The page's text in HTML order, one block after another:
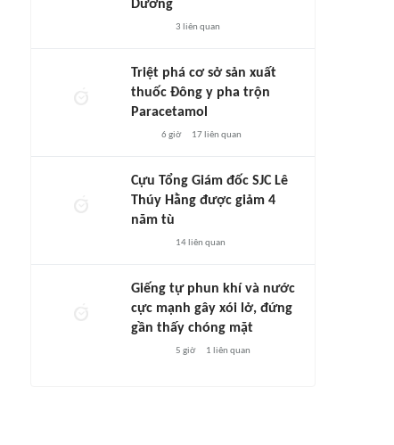
Dương
3 liên quan
Triệt phá cơ sở sản xuất
thuốc Đông y pha trộn
Paracetamol
6 giờ 17liên quan
Cựu Tổng Giám đốc SJC Lê
Thúy Hằng được giảm 4
năm tù
14 liên quan
Giếng tự phun khí và nước
cực mạnh gây xói lở, đứng
gần thấy chóng mặt
5 giờ 1 liên quan